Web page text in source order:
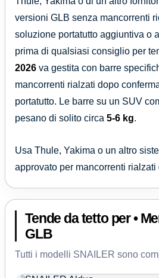
versioni GLB senza mancorrenti
soluzione portatutto aggiuntiva o
prima di qualsiasi consiglio per
2026 va gestita con barre
mancorrenti rialzati dopo
portatutto. Le barre su un SUV
pesano di solito circa 5-6 kg.
Usa Thule, Yakima o un altro
approvato per mancorrenti rialzati
Tende da tetto per •
GLB
Tutti i modelli SNAILER sono